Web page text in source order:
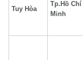
Tuy Hòa
Tp.Hồ Chí
Minh